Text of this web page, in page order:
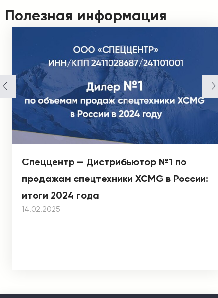
Полезная информация
Спеццентр — Дистрибьютор №1 по
продажам спецтехники XCMG в России:
итоги 2024 года
14.02.2025